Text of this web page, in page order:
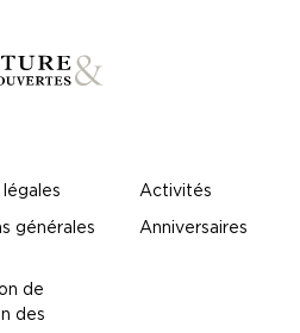
générales
de
des
Activités
Anniversaires